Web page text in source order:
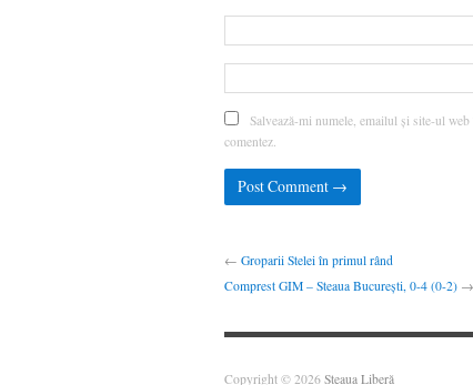
Salvează-mi numele, emailul și site-ul
comentez.
← Groparii Stelei în primul rând
Comprest GIM – Steaua București, 0-4 (0-2) →
Copyright © 2026 Steaua Liberă